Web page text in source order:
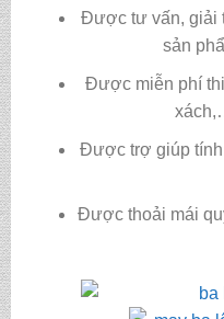
Được tư vấn, giải
sản
Được miễn phí
Được trợ giúp tính
Được thoải mái